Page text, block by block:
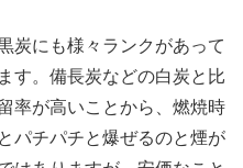
炭にも様々ランクがあって
す。備長炭などの白炭と比
率が高いことから、燃焼時
パチパチと爆ぜるのと煙が